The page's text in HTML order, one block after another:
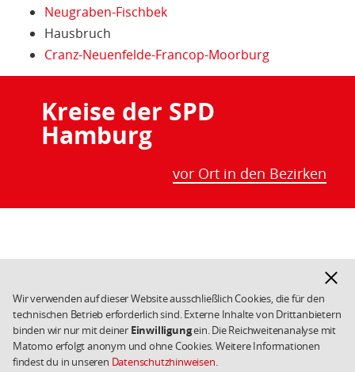
Wir verwenden auf dieser Website ausschließlich Cookies, die für den
technischen Betrieb erforderlich sind. Externe Inhalte von Drittanbietern
binden wir nur mit deiner Einwilligungein. Die Reichweitenanalyse mit
Matomo erfolgt anonym und ohne Cookies. Weitere Informationen
findest du in unseren Datenschutzhinweisen.
Neugraben-Fischbek
Hausbruch
Cranz-Neuenfelde-Francop-Moorburg
Kreise der SPD
Hamburg
vor Ort in den Bezirken
in
den
sozialen
Netzwerken
Weiterführende
Links/Kleingedrucktes
Impressum
Kontakt
Datenschutz
Cookies
Copyright 2026 SPD